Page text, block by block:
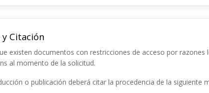
Citación
existen documentos con restricciones de acceso por
al momento de la solicitud.
o publicación deberá citar la procedencia de la siguiente